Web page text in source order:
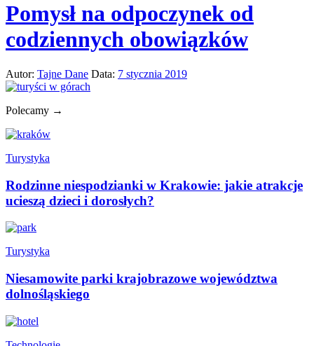
Pomysł na odpoczynek od
codziennych obowiązków
Autor: Tajne Dane Data: 7 stycznia 2019
Polecamy →
Turystyka
Rodzinne niespodzianki w Krakowie: jakie atrakcje
ucieszą dzieci i dorosłych?
Turystyka
Niesamowite parki krajobrazowe województwa
dolnośląskiego